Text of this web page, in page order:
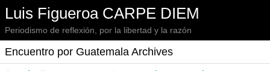
Luis Figueroa CARPE DIEM
Periodismo de reflexión, por la libertad y la razón
Encuentro por Guatemala Archives